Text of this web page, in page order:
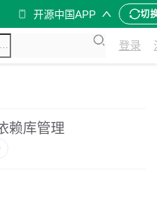
开源中国APP 切
登录
赖库管理